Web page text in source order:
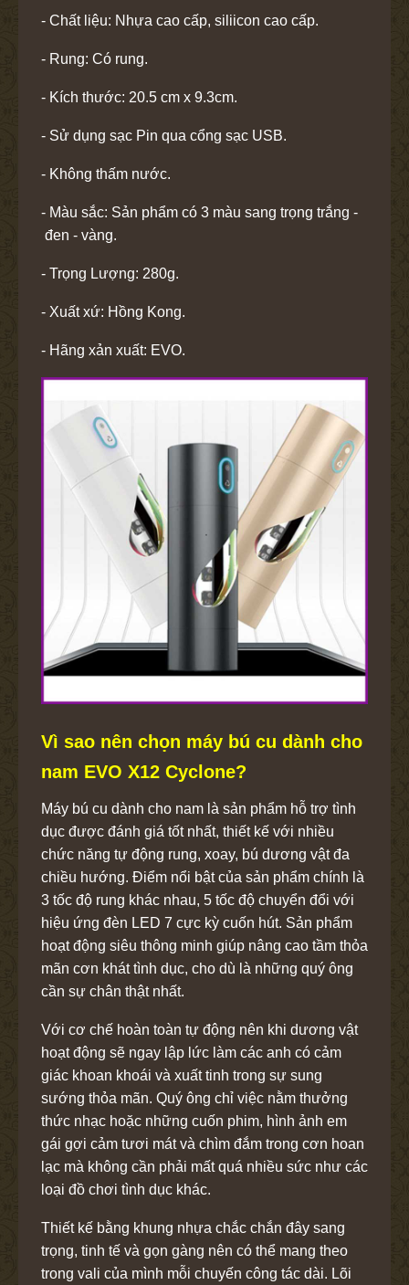
- Chất liệu: Nhựa cao cấp, siliicon cao cấp.
- Rung: Có rung.
- Kích thước: 20.5 cm x 9.3cm.
- Sử dụng sạc Pin qua cổng sạc USB.
- Không thấm nước.
- Màu sắc: Sản phẩm có 3 màu sang trọng trắng -
đen - vàng.
- Trọng Lượng: 280g.
- Xuất xứ: Hồng Kong.
- Hãng xản xuất: EVO.
Vì sao nên chọn máy bú cu dành cho
nam EVO X12 Cyclone?
Máy bú cu dành cho nam là sản phẩm hỗ trợ tình
dục được đánh giá tốt nhất, thiết kế với nhiều
chức năng tự động rung, xoay, bú dương vật đa
chiều hướng. Điểm nổi bật của sản phẩm chính là
3 tốc độ rung khác nhau, 5 tốc độ chuyển đổi với
hiệu ứng đèn LED 7 cực kỳ cuốn hút. Sản phẩm
hoạt động siêu thông minh giúp nâng cao tầm thỏa
mãn cơn khát tình dục, cho dù là những quý ông
cần sự chân thật nhất.
Với cơ chế hoàn toàn tự động nên khi dương vật
hoạt động sẽ ngay lập lức làm các anh có cảm
giác khoan khoái và xuất tinh trong sự sung
sướng thỏa mãn. Quý ông chỉ việc nằm thưởng
thức nhạc hoặc những cuốn phim, hình ảnh em
gái gợi cảm tươi mát và chìm đắm trong cơn hoan
lạc mà không cần phải mất quá nhiều sức như các
loại đồ chơi tình dục khác.
Thiết kế bằng khung nhựa chắc chắn đây sang
trọng, tinh tế và gọn gàng nên có thể mang theo
trong vali của mình mỗi chuyến công tác dài. Lõi